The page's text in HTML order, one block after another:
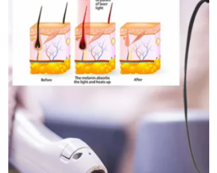
Application:
Per il commercio
After-Sales Service Provided:
Pezzi di ricambio liberi, video supporto tecnico
Warranty:
2 anni
Wavelength:
755nm+1064nm
Product Name:
Depilazione del laser dell'alessandrite
Keyword:
laser 755 alex alexandrite depilazione macchina
Technology:
apparecchiatura di depilazione laser a stato solido
Energy Density: